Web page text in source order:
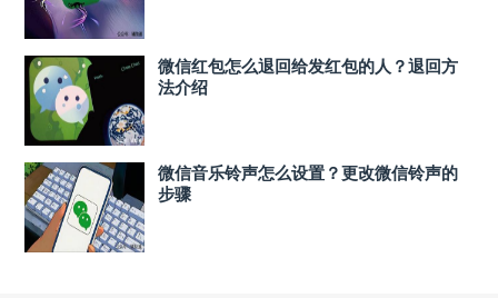
微信红包怎么退回给发红包的人？退回方
法介绍
微信音乐铃声怎么设置？更改微信铃声的
步骤